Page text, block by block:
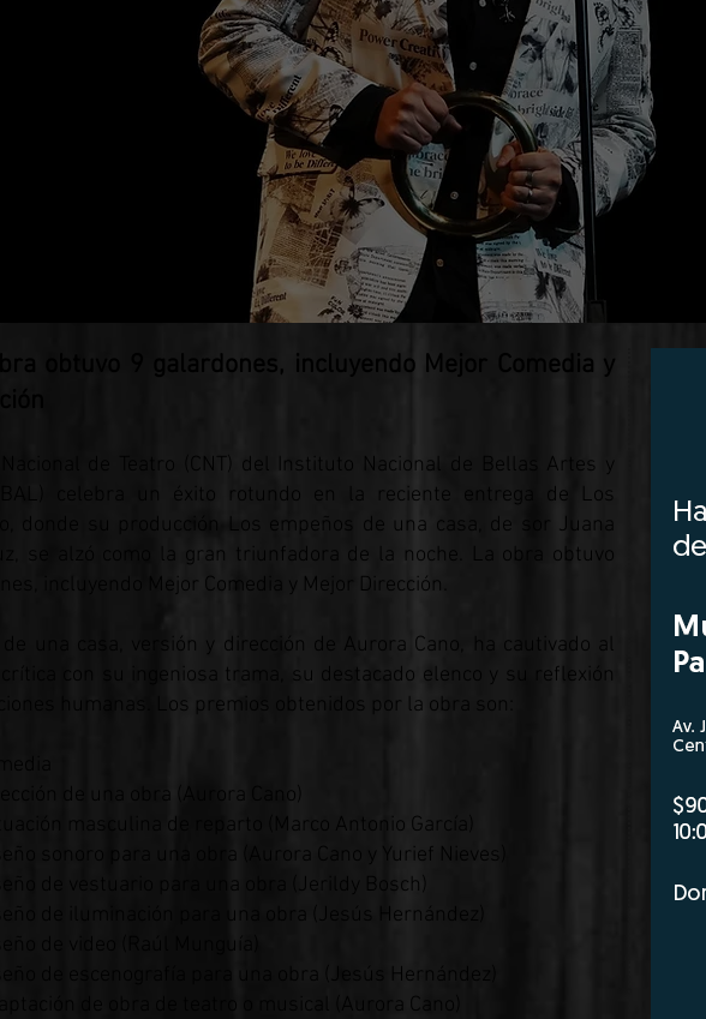
obtuvo 9 galardones, incluyendo Mejor Comedia y
Nacional de Teatro (CNT) del Instituto Nacional de Bellas Artes y
celebra un éxito rotundo en la reciente entrega de Los
donde su producción Los empeños de una casa, de sor Juana
se alzó como la gran triunfadora de la noche. La obra obtuvo
incluyendo Mejor Comedia y Mejor Dirección.
de una casa, versión y dirección de Aurora Cano, ha cautivado al
crítica con su ingeniosa trama, su destacado elenco y su reflexión
humanas. Los premios obtenidos por la obra son:
de una obra (Aurora Cano)
masculina de reparto (Marco Antonio García)
sonoro para una obra (Aurora Cano y Yurief Nieves)
de vestuario para una obra (Jerildy Bosch)
de iluminación para una obra (Jesús Hernández)
de video (Raúl Munguía)
de escenografía para una obra (Jesús Hernández)
de obra de teatro o musical (Aurora Cano)